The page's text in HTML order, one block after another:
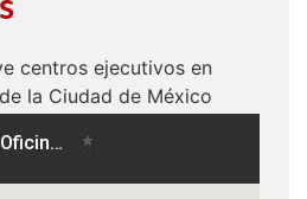
centros ejecutivos en
la Ciudad de México